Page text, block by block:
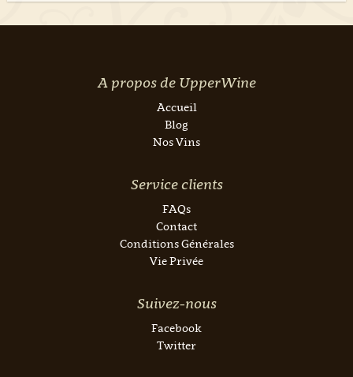
A propos de UpperWine
Accueil
Blog
Nos Vins
Service clients
FAQs
Contact
Conditions Générales
Vie Privée
Suivez-nous
Facebook
Twitter